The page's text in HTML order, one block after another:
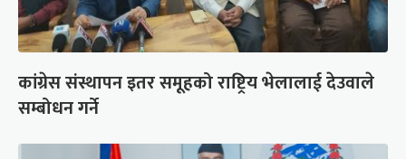
कांग्रेस संस्थापन इतर समूहको राष्ट्रिय भेलालाई देउवाले
सम्बोधन गर्ने